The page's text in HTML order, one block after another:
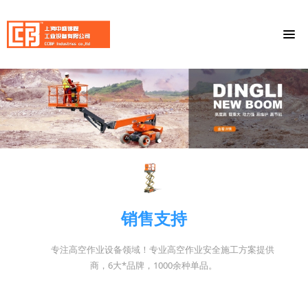
销售支持
专注高空作业设备领域！专业高空作业安全施工方案提供
商，6大*品牌，1000余种单品。